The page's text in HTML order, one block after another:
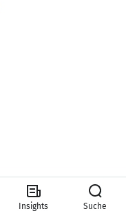
Insights Suche